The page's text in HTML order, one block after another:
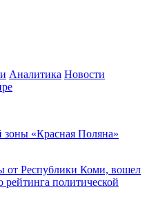
Аналитика Новости
зоны «Красная Поляна»
от Республики Коми, вошел
рейтинга политической